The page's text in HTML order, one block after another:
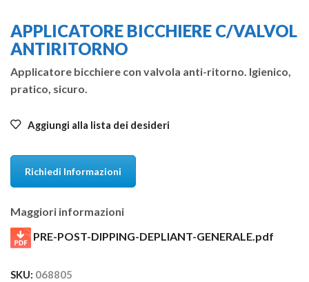
APPLICATORE BICCHIERE C/VALVOL
ANTIRITORNO
Applicatore bicchiere con valvola anti-ritorno. Igienico,
pratico, sicuro.
Aggiungi alla lista dei desideri
Richiedi Informazioni
Maggiori informazioni
PRE-POST-DIPPING-DEPLIANT-GENERALE.pdf
SKU: 068805